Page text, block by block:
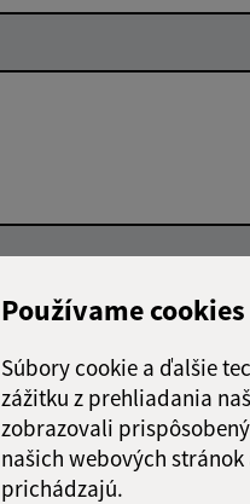
Používame cookies
Súbory cookie a ďalšie
zážitku z prehliadania
zobrazovali
našich webových
prichádzajú.